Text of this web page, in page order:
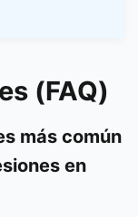
(FAQ)
más común
en